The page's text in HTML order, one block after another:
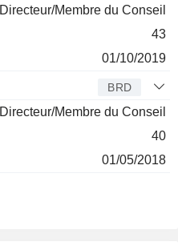
Directeur/Membre du Conseil
43
01/10/2019
BRD
Directeur/Membre du Conseil
40
01/05/2018